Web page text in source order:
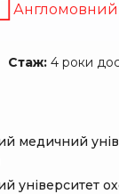
Англомовний
Стаж: 4 роки
медичний
університет